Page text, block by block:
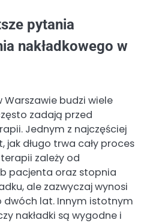
pytania
nakładkowego w
Warszawie budzi wiele
zadają przed
Jednym z najczęściej
długo trwa cały proces
zależy od
pacjenta oraz stopnia
ale zazwyczaj wynosi
dwóch lat. Innym istotnym
nakładki są wygodne i